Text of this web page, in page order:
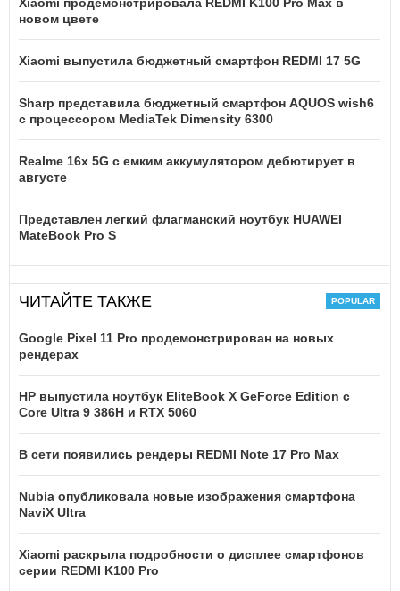
новом цвете
Xiaomi выпустила бюджетный смартфон REDMI 17 5G
Sharp представила бюджетный смартфон AQUOS wish6
с процессором MediaTek Dimensity 6300
Realme 16x 5G с емким аккумулятором дебютирует в
августе
Представлен легкий флагманский ноутбук HUAWEI
MateBook Pro S
ЧИТАЙТЕ ТАКЖЕ
Google Pixel 11 Pro продемонстрирован на новых
рендерах
HP выпустила ноутбук EliteBook X GeForce Edition с
Core Ultra 9 386H и RTX 5060
В сети появились рендеры REDMI Note 17 Pro Max
Nubia опубликовала новые изображения смартфона
NaviX Ultra
Xiaomi раскрыла подробности о дисплее смартфонов
серии REDMI K100 Pro